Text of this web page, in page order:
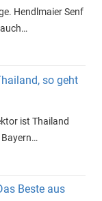
Hendlmaier Senf
so geht
ist Thailand
Beste aus